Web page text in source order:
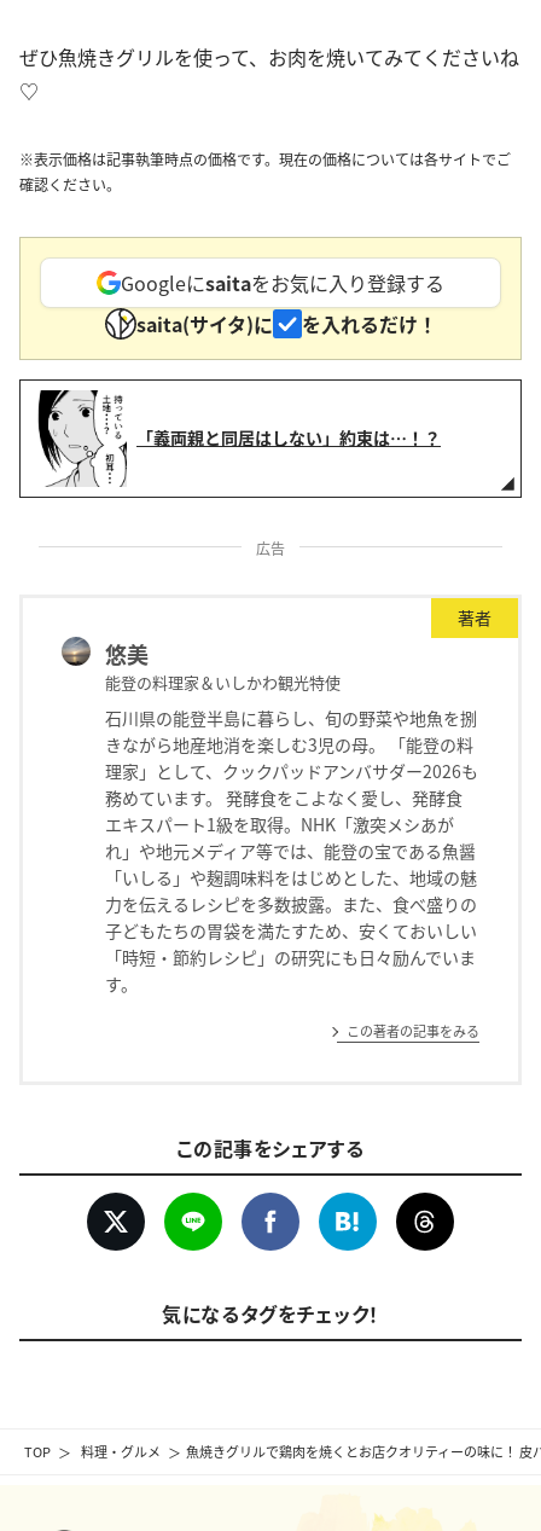
TOP 料理・グルメ 魚焼きグリルで鶏肉を焼くとお店クオリティーの味に！
ぜひ魚焼きグリルを使って、お肉を焼いてみてくださいね
♡
※表示価格は記事執筆時点の価格です。現在の価格については各サイトでご
確認ください。
Googleにsaitaをお気に入り登録する
saita(サイタ)に
を入れるだけ！
「義両親と同居はしない」約束は…！？
広告
著者
悠美
能登の料理家＆いしかわ観光特使
石川県の能登半島に暮らし、旬の野菜や地魚を捌
きながら地産地消を楽しむ3児の母。 「能登の料
理家」として、クックパッドアンバサダー2026も
務めています。 発酵食をこよなく愛し、発酵食
エキスパート1級を取得。NHK「激突メシあが
れ」や地元メディア等では、能登の宝である魚醤
「いしる」や麹調味料をはじめとした、地域の魅
力を伝えるレシピを多数披露。また、食べ盛りの
子どもたちの胃袋を満たすため、安くておいしい
「時短・節約レシピ」の研究にも日々励んでいま
す。
この著者の記事をみる
この記事をシェアする
気になるタグをチェック！